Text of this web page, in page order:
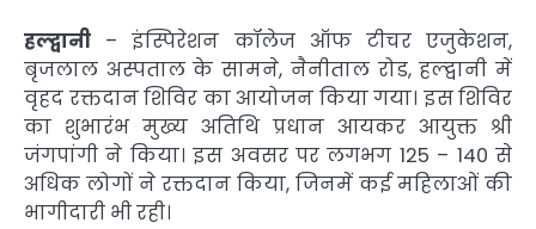
हल्द्वानी – इंस्पिरेशन कॉलेज ऑफ टीचर एजुकेशन,
बृजलाल अस्पताल के सामने, नैनीताल रोड, हल्द्वानी में
वृहद रक्तदान शिविर का आयोजन किया गया। इस शिविर
का शुभारंभ मुख्य अतिथि प्रधान आयकर आयुक्त श्री
जंगपांगी ने किया। इस अवसर पर लगभग 125 – 140 से
अधिक लोगों ने रक्तदान किया, जिनमें कई महिलाओं की
भागीदारी भी रही।